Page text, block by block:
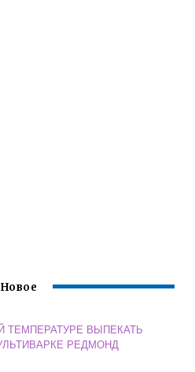
Новое
ТЕМПЕРАТУРЕ ВЫПЕКАТЬ
РЕДМОНД